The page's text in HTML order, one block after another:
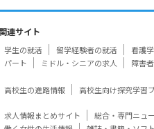
連サイト
学生の就活 留学経験者の就活 看護
パート
ミドル・シニアの求人 障害
高校生の進路情報 高校生向け探究学習
求人情報まとめサイト 総合・専門ニュ